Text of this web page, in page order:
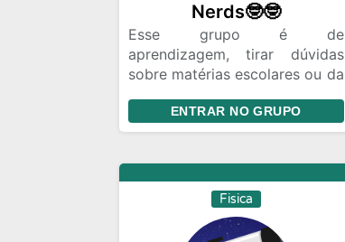
Nerds🤓🤓
Esse grupo é de
aprendizagem, tirar dúvidas
sobre matérias escolares ou da
matemática, física, ciências.
Também pode conversar sobre
ENTRAR NO GRUPO
Fisica